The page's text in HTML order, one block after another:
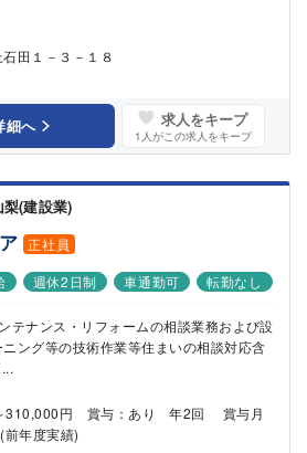
田１－３－１８
細へ 求人をキープ
1 人がこの求人をキープ
(建設業)
正社員
週休2日制 車通勤可 転勤なし
テナンス・リフォームの相談業務および設
ング等の技術作業等住まいの相談対応含
310,000円 賞与：あり 年2回 賞与月
年度実績)